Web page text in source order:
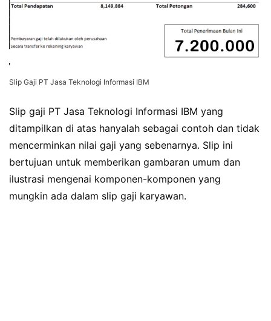
Slip Gaji PT Jasa Teknologi Informasi IBM
Slip gaji PT Jasa Teknologi Informasi IBM yang
ditampilkan di atas hanyalah sebagai contoh dan tidak
mencerminkan nilai gaji yang sebenarnya. Slip ini
bertujuan untuk memberikan gambaran umum dan
ilustrasi mengenai komponen-komponen yang
mungkin ada dalam slip gaji karyawan.